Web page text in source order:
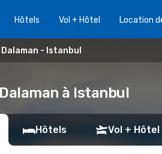
Hôtels Vol + Hôtel Location
Dalaman - Istanbul
à Istanbul
Hôtels Vol + Hôtel